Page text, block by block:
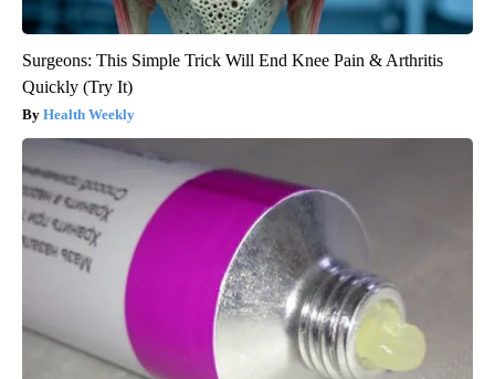
Surgeons: This Simple Trick Will End Knee Pain & Arthritis
Quickly (Try It)
Health Weekly